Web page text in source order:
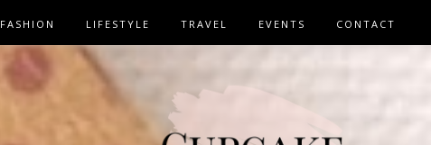
FASHION LIFESTYLE TRAVEL EVENTS CONTACT